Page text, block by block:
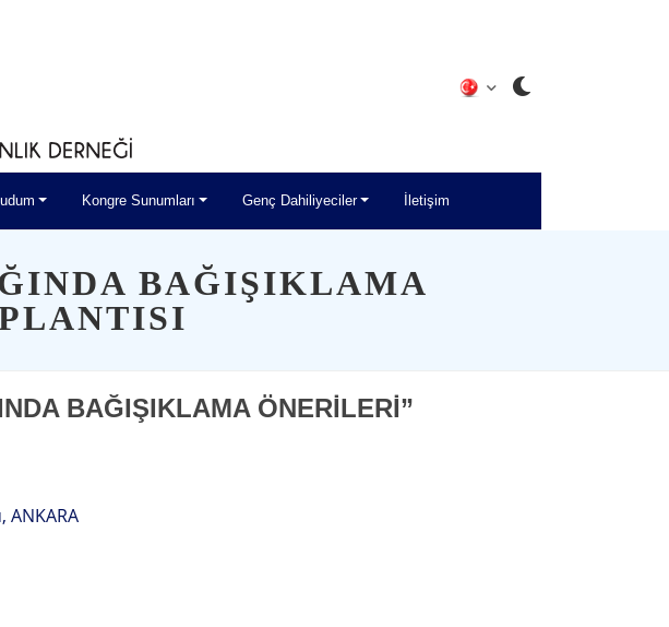
Kongre Sunumları Genç Dahiliyeciler İletişim
BAĞIŞIKLAMA
BAĞIŞIKLAMA ÖNERİLERİ”
ANKARA